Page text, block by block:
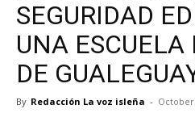
SEGURIDAD
UNA ESCUELA
DE
By Redacción La voz isleña - October